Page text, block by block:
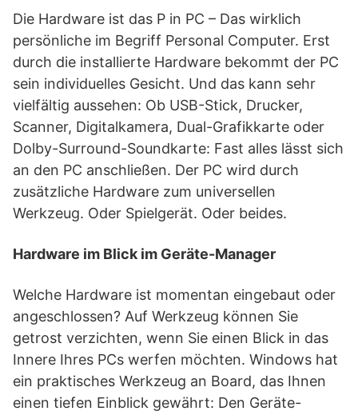
Die Hardware ist das P in PC – Das wirklich
persönliche im Begriff Personal Computer. Erst
durch die installierte Hardware bekommt der PC
sein individuelles Gesicht. Und das kann sehr
vielfältig aussehen: Ob USB-Stick, Drucker,
Scanner, Digitalkamera, Dual-Grafikkarte oder
Dolby-Surround-Soundkarte: Fast alles lässt sich
an den PC anschließen. Der PC wird durch
zusätzliche Hardware zum universellen
Werkzeug. Oder Spielgerät. Oder beides.
Hardware im Blick im Geräte-Manager
Welche Hardware ist momentan eingebaut oder
angeschlossen? Auf Werkzeug können Sie
getrost verzichten, wenn Sie einen Blick in das
Innere Ihres PCs werfen möchten. Windows hat
ein praktisches Werkzeug an Board, das Ihnen
einen tiefen Einblick gewährt: Den Geräte-